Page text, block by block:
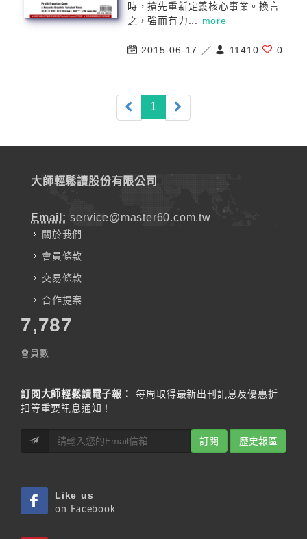
時，搶先重新定義核心事業。換言
之，強而有力... more
2015-06-17 ／ 11410 0
1 (current)
大師輕鬆讀股份有限公司
Email: service@master60.com.tw
關於我們
會員條款
交易條款
合作提案
7,787
會員數
訂閱大師輕鬆讀電子報：
每周取得最新出刊訊息及優惠折
扣等重要訊息通知！
訂閱 歷史報區
Like us
on Facebook